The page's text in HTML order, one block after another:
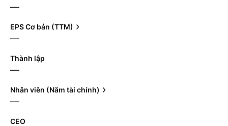
—
EPS Cơ bản (TTM)
—
Thành lập
—
Nhân viên (Năm tài chính)
—
CEO